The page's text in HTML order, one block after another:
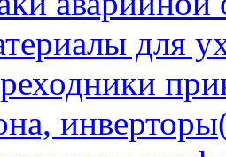
для